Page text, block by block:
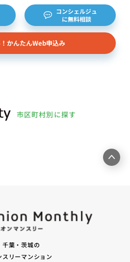
だいた個人または企業、イン
オーナーサイト等からの査定
から取得した不動産所有者
ーナー様」といいます）の個
取得する個人情報は、上記
ける利用目的のために利用
の発送（3）賃貸事業におけ
供するための郵便物、電話、
等による営業活動（4）不動
契約・サブリース契約等の締
理、契約後管理（5）弊社ホ
コンシェルジュ
に無料相談
かんたんWeb申込み
市区町村別に探す
葉・茨城の
リーマンション